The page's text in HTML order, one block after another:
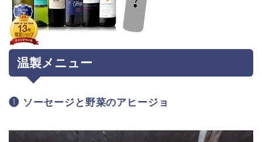
温製メニュー
❶ ソーセージと野菜のアヒージョ